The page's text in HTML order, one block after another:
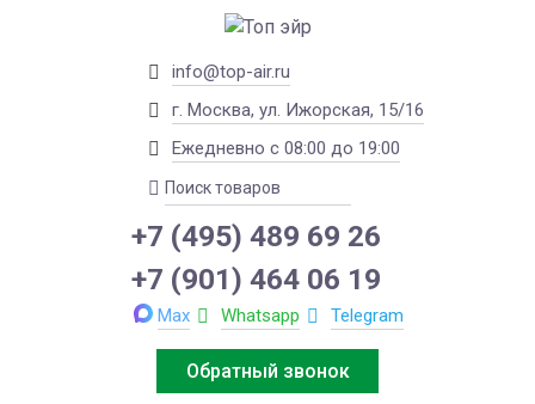
info@top-air.ru
г. Москва, ул. Ижорская, 15/16
Ежедневно с 08:00 до 19:00
+7 (495) 489 69 26
+7 (901) 464 06 19
Max Whatsapp Telegram
Обратный звонок